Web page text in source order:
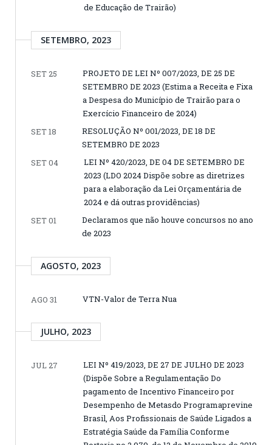
de Educação de Trairão)
SETEMBRO, 2023
SET 25
PROJETO DE LEI Nº 007/2023, DE 25 DE
SETEMBRO DE 2023 (Estima a Receita e Fixa
a Despesa do Município de Trairão para o
Exercício Financeiro de 2024)
SET 18
RESOLUÇÃO Nº 001/2023, DE 18 DE
SETEMBRO DE 2023
SET 04
LEI Nº 420/2023, DE 04 DE SETEMBRO DE
2023 (LDO 2024 Dispõe sobre as diretrizes
para a elaboração da Lei Orçamentária de
2024 e dá outras providências)
SET 01
Declaramos que não houve concursos no ano
de 2023
AGOSTO, 2023
AGO 31 VTN-Valor de Terra Nua
JULHO, 2023
JUL 27
LEI Nº 419/2023, DE 27 DE JULHO DE 2023
(Dispõe Sobre a Regulamentação Do
pagamento de Incentivo Financeiro por
Desempenho de Metasdo Programaprevine
Brasil, Aos Profissionais de Saúde Ligados a
Estratégia Saúde da Família Conforme